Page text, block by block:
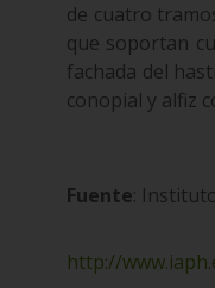
de cuatro
que soportan
fachada del
conopial y alfiz
Fuente:
http://